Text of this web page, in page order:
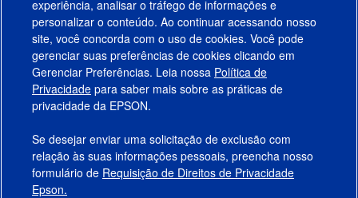
Produtos
Suporte
Links Sugeridos
Empresa
experiência, analisar o tráfego de informações e
personalizar o conteúdo. Ao continuar acessando nosso
site, você concorda com o uso de cookies. Você pode
gerenciar suas preferências de cookies clicando em
Gerenciar Preferências. Leia nossa Política de
Privacidade para saber mais sobre as práticas de
privacidade da EPSON.
Se desejar enviar uma solicitação de exclusão com
relação às suas informações pessoais, preencha nosso
formulário de Requisição de Direitos de Privacidade
Epson.